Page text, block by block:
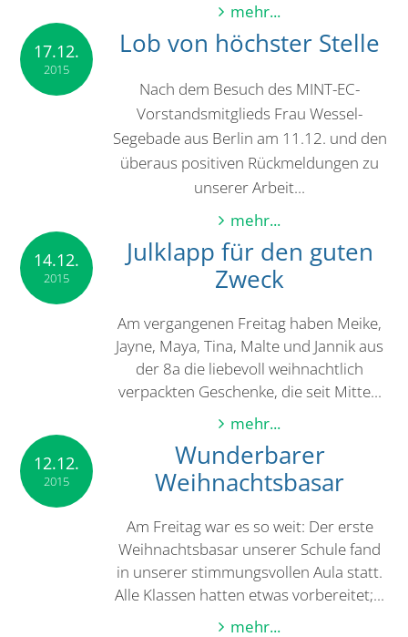
mehr...
17.12.
2015
Lob von höchster Stelle
Nach dem Besuch des MINT-EC-
Vorstandsmitglieds Frau Wessel-
Segebade aus Berlin am 11.12. und den
überaus positiven Rückmeldungen zu
unserer Arbeit...
mehr...
14.12.
2015
Julklapp für den guten
Zweck
Am vergangenen Freitag haben Meike,
Jayne, Maya, Tina, Malte und Jannik aus
der 8a die liebevoll weihnachtlich
verpackten Geschenke, die seit Mitte...
mehr...
12.12.
2015
Wunderbarer
Weihnachtsbasar
Am Freitag war es so weit: Der erste
Weihnachtsbasar unserer Schule fand
in unserer stimmungsvollen Aula statt.
Alle Klassen hatten etwas vorbereitet;...
mehr...